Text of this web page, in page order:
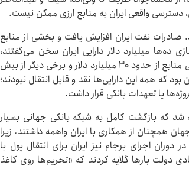
دسترسی واقعی ایران به منابع ارزی ممکن نیست.
را تغییر داد. صادرات نفت ایران افزایش یافت و بخشی از منابع
ده‌ها میلیارد دلار دارایی ایران سخن می‌گفتند،
هرچند درباره رقم دقیق اختلاف نظر وجود داشت. برخی منابع از حدود ۳۰ میلیارد دلار و برخی دیگر از بیش
بود که همه این دارایی‌ها نقد و قابل انتقال نبودند؛
یا تعهدات بانکی قرار داشت.
که بازگشت کامل به شبکه بانکی جهانی بسیار
همچنان از همکاری با ایران واهمه داشتند، زیرا
اجرای برجام نیز ایران برای انتقال پول با
دولت بارها گلایه کردند که «تحریم‌ها روی کاغذ